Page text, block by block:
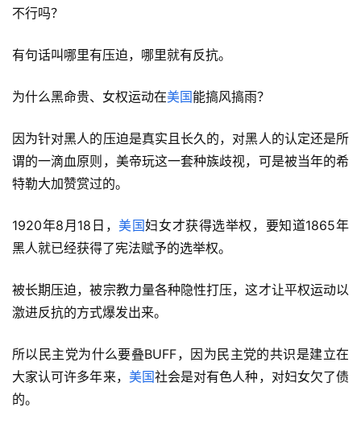
不行吗？
有句话叫哪里有压迫，哪里就有反抗。
为什么黑命贵、女权运动在美国能搞风搞雨？
因为针对黑人的压迫是真实且长久的，对黑人的认定还是所
谓的一滴血原则，美帝玩这一套种族歧视，可是被当年的希
特勒大加赞赏过的。
1920年8月18日，美国妇女才获得选举权，要知道1865年
黑人就已经获得了宪法赋予的选举权。
被长期压迫，被宗教力量各种隐性打压，这才让平权运动以
激进反抗的方式爆发出来。
所以民主党为什么要叠BUFF，因为民主党的共识是建立在
大家认可许多年来， 美国社会是对有色人种，对妇女欠了债
的。